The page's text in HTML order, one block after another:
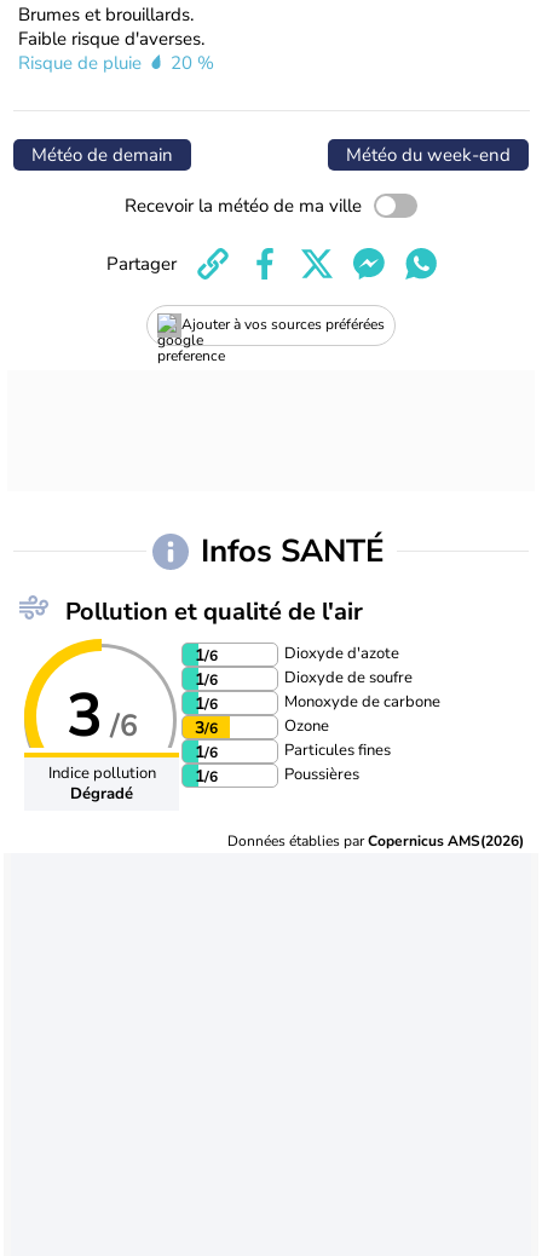
Brumes et brouillards.
Faible risque d'averses.
Risque de pluie
20 %
Météo de demain Météo du week-end
Recevoir la météo de ma ville
Ajouter à vos sources préférées
Partager
Infos SANTÉ
Pollution et qualité de l'air
3 /6
Indice pollution
Dégradé
1/6 Dioxyde d'azote
1/6 Dioxyde de soufre
1/6 Monoxyde de carbone
3/6 Ozone
1/6 Particules fines
1/6 Poussières
Données établies parCopernicus AMS(2026)